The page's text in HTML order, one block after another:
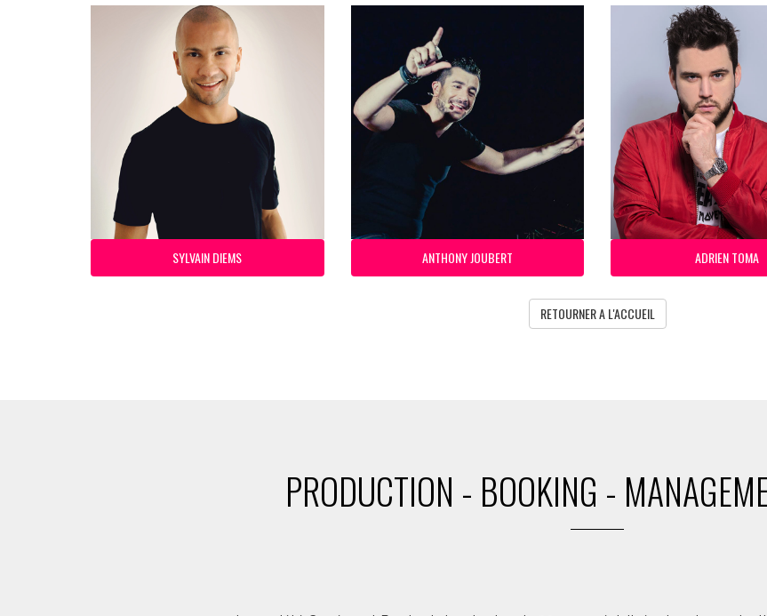
SYLVAIN DIEMS ANTHONY JOUBERT ADRIEN TOMA
RETOURNER A L'ACCUEIL
PRODUCTION - BOOKING -